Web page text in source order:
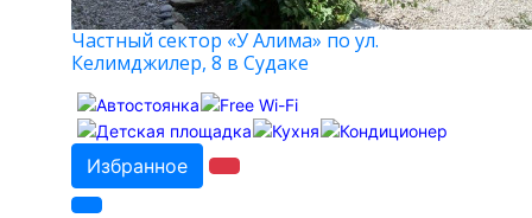
Частный сектор «У Алима» по ул.
Келимджилер, 8 в Судаке
Избранное